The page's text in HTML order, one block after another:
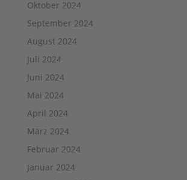
Oktober 2024
September 2024
August 2024
Juli 2024
Juni 2024
Mai 2024
April 2024
März 2024
Februar 2024
Januar 2024